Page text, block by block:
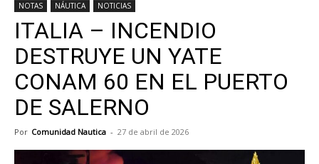
NOTAS NÁUTICA NOTICIAS
ITALIA – INCENDIO
DESTRUYE UN YATE
CONAM 60 EN EL PUERTO
DE SALERNO
Por Comunidad Nautica - 27 de abril de 2026